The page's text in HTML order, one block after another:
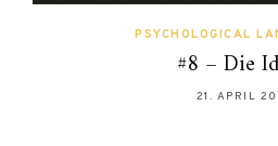
PSYCHOLOGICAL
#8 – Die
21. APRIL